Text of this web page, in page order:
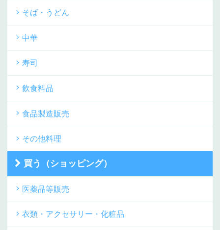
そば・うどん
中華
寿司
飲食料品
食品製造販売
その他料理
買う（ショッピング）
医薬品等販売
衣類・アクセサリー・化粧品